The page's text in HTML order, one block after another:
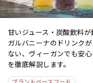
甘いジュース・炭酸飲料
ガルバニーナのドリンク
ない、ヴィーガンでも安
を徹底解説します。